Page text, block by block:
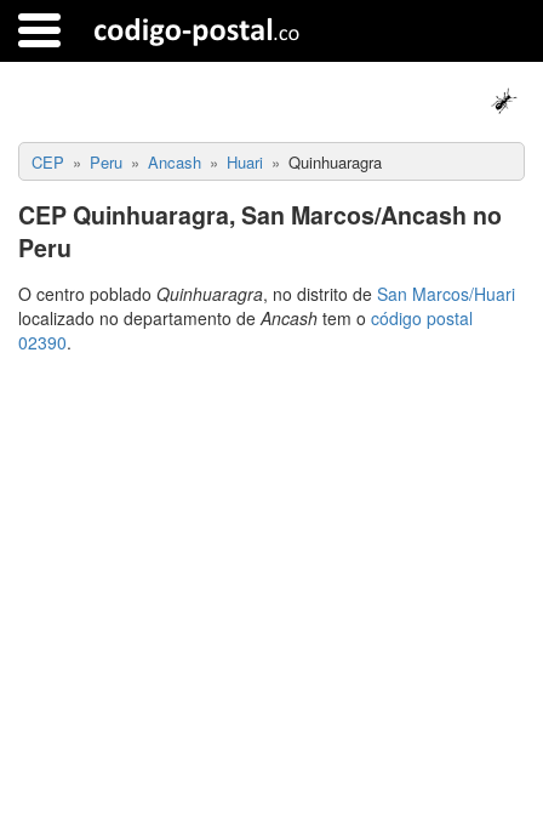
CEP Peru Ancash Huari Quinhuaragra
CEP Quinhuaragra, San Marcos/Ancash no
Peru
O centro poblado Quinhuaragra, no distrito de San Marcos/Huari
localizado no departamento de Ancash tem o código postal
02390.